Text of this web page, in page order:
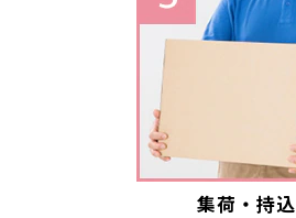
集荷・持込